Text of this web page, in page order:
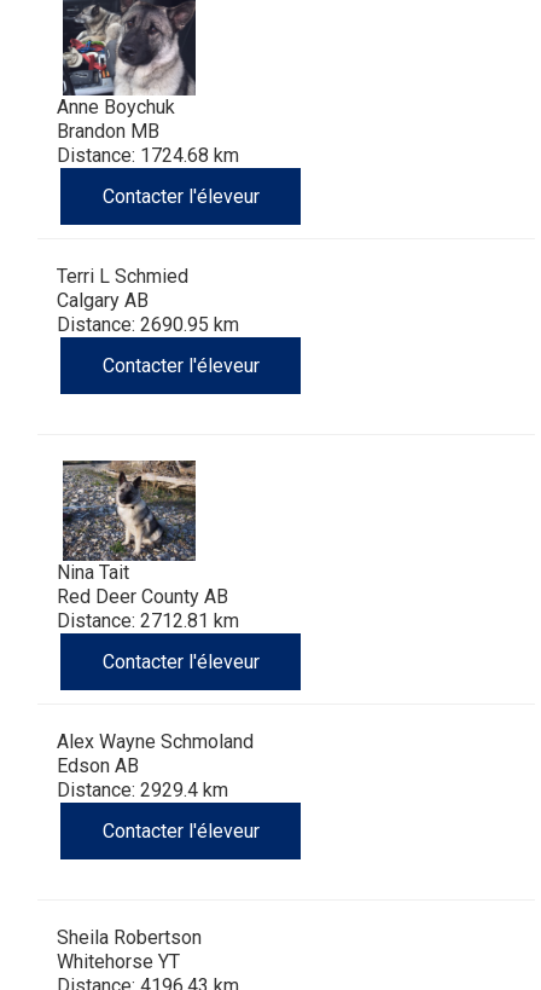
Sin
Pelo
Peru)
lisse
poil
dur
Weimar
Tibet
Laika
lakoutie
Anne Boychuk
Brandon MB
Distance: 1724.68 km
Contacter l'éleveur
Terri L Schmied
Calgary AB
Distance: 2690.95 km
Contacter l'éleveur
Nina Tait
Red Deer County AB
Distance: 2712.81 km
Contacter l'éleveur
Alex Wayne Schmoland
Edson AB
Distance: 2929.4 km
Contacter l'éleveur
Sheila Robertson
Whitehorse YT